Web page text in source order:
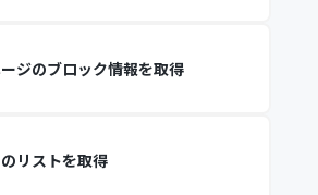
ジのブロック情報を取得
リストを取得